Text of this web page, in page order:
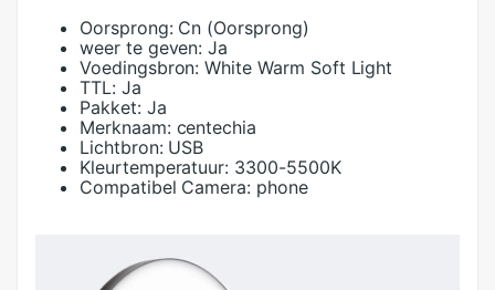
Oorsprong: Cn (Oorsprong)
weer te geven: Ja
Voedingsbron: White Warm Soft Light
TTL: Ja
Pakket: Ja
Merknaam: centechia
Lichtbron: USB
Kleurtemperatuur: 3300-5500K
Compatibel Camera: phone